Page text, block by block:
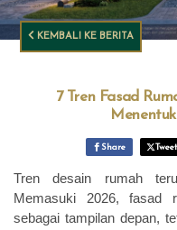
KEMBALI KE BERITA
7 Tren Fasad
Share Tweet
Tren desain rumah
Memasuki 2026, fasad
sebagai tampilan depan,